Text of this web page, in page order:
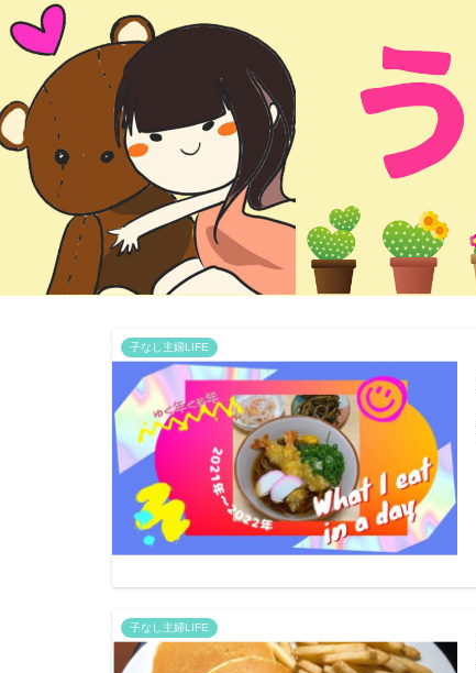
子なし主婦LIFE
子なし主婦LIFE